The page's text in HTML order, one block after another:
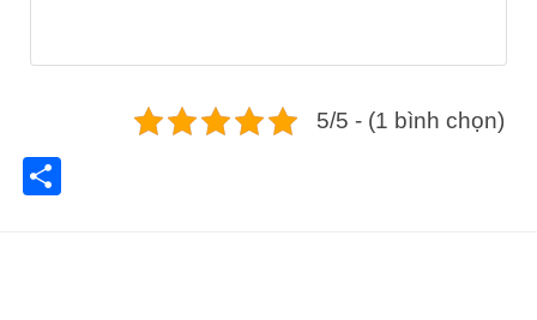
5/5 - (1 bình chọn)